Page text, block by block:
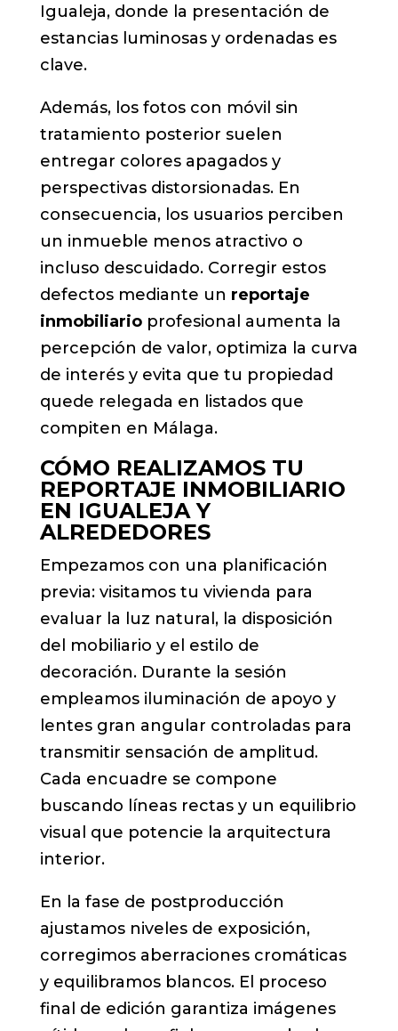
Igualeja, donde la presentación de
estancias luminosas y ordenadas es
clave.
Además, los fotos con móvil sin
tratamiento posterior suelen
entregar colores apagados y
perspectivas distorsionadas. En
consecuencia, los usuarios perciben
un inmueble menos atractivo o
incluso descuidado. Corregir estos
defectos mediante un reportaje
inmobiliarioprofesional aumenta la
percepción de valor, optimiza la curva
de interés y evita que tu propiedad
quede relegada en listados que
compiten en Málaga.
CÓMO REALIZAMOS TU
REPORTAJE INMOBILIARIO
EN IGUALEJA Y
ALREDEDORES
Empezamos con una planificación
previa: visitamos tu vivienda para
evaluar la luz natural, la disposición
del mobiliario y el estilo de
decoración. Durante la sesión
empleamos iluminación de apoyo y
lentes gran angular controladas para
transmitir sensación de amplitud.
Cada encuadre se compone
buscando líneas rectas y un equilibrio
visual que potencie la arquitectura
interior.
En la fase de postproducción
ajustamos niveles de exposición,
corregimos aberraciones cromáticas
y equilibramos blancos. El proceso
final de edición garantiza imágenes